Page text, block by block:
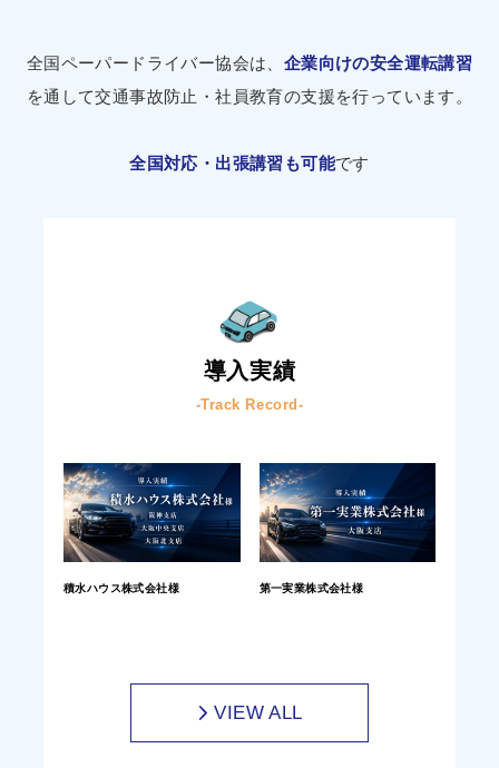
全国ペーパードライバー協会は、 企業向けの安全運転講習
を通して交通事故防止・社員教育の支援を行っています。
全国対応・出張講習も可能です
導入実績
-Track Record-
積水ハウス株式会社様 第一実業株式会社様
VIEW ALL